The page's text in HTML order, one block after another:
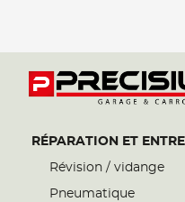
RÉPARATION ET
Révision / vidange
Pneumatique